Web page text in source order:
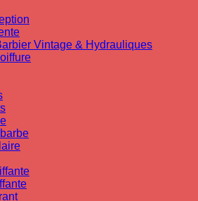
Vintage & Hydrauliques